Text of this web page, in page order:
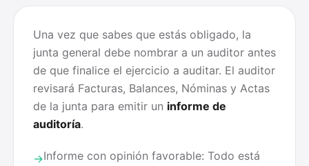
Una vez que sabes que estás obligado, la
junta general debe nombrar a un auditor antes
de que finalice el ejercicio a auditar. El auditor
revisará Facturas, Balances, Nóminas y Actas
de la junta para emitir un informe de
auditoría.
→Informe con opinión favorable: Todo está